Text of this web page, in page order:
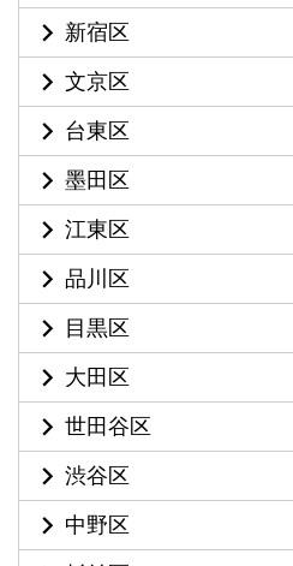
新宿区
文京区
台東区
墨田区
江東区
品川区
目黒区
大田区
世田谷区
渋谷区
中野区